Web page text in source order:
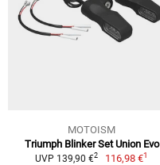
MOTOISM
Triumph Blinker Set Union Evo
UVP 139,90 €2 116,98 €1